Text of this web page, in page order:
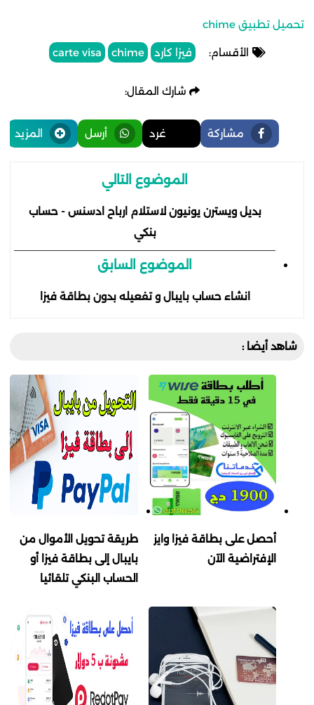
تحميل تطبيق chime
الأقسام: فيزا كارد carte visa chime
شارك المقال:
مشاركة غرد أرسل المزيد
الموضوع التالي
بديل ويسترن يونيون لاستلام ارباح ادسنس - حساب
بنكي
الموضوع السابق
انشاء حساب بايبال و تفعيله بدون بطاقة فيزا
شاهد أيضا :
أحصل على بطاقة فيزا وايز
الإفتراضية الآن
طريقة تحويل الأموال من
بايبال إلى بطاقة فيزا أو
الحساب البنكي تلقائيا